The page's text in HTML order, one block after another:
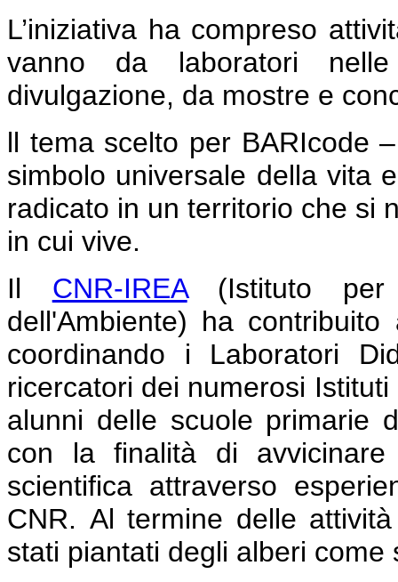
L’iniziativa ha compreso
vanno da laboratori
divulgazione, da mostre e
ll tema scelto per BARIcode
simbolo universale della vita
radicato in un territorio che si
in cui vive.
Il CNR-IREA(Istituto per il
dell'Ambiente) ha
coordinando i Laboratori
ricercatori dei numerosi
alunni delle scuole primarie
con la finalità di
scientifica attraverso
CNR. Al termine delle
stati piantati degli alberi